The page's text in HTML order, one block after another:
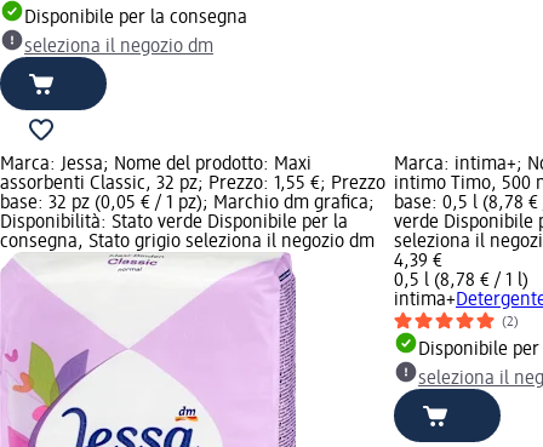
Disponibile per la consegna
seleziona il negozio dm
Marca: Jessa; Nome del prodotto: Maxi
assorbenti Classic, 32 pz; Prezzo: 1,55 €; Prezzo
base: 32 pz (0,05 € / 1 pz); Marchio dm grafica;
Disponibilità: Stato verde Disponibile per la
consegna, Stato grigio seleziona il negozio dm
Marca: intima+;
intimo Timo, 500
base: 0,5 l (8,78
verde Disponibile
seleziona il
4,39 €
0,5 l (8,78 € / 1 l)
intima+
(2)
Disponibile
seleziona il